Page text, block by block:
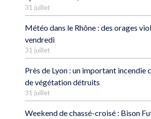
31 juillet
Météo dans le Rhône : des orages
vendredi
31 juillet
Près de Lyon : un important incendie
de végétation détruits
31 juillet
Weekend de chassé-croisé : Bison